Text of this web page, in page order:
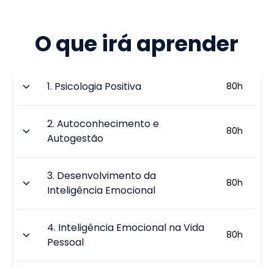
O que irá aprender
1. Psicologia Positiva 80h
2.Autoconhecimento e
Autogestão
80h
3. Desenvolvimento da
Inteligência Emocional
80h
4. Inteligência Emocional na Vida
Pessoal
80h